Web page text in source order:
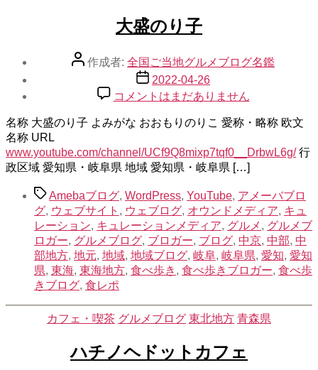
京
都
案
へ
ゴ
リ
大盛のり子
投 作成者: 全国ご当地グルメブログ名鑑
投
稿
2022-04-26
大
の
子
へ
コメントはまだありません
名称 大盛のり子 よみがな おおもりのりこ 愛称・略称 欧文
名称 URL
www.youtube.com/channel/UCf9Q8mixp7tqf0__DrbwL6g/行
政区域 愛知県・岐阜県 地域 愛知県・岐阜県 […]
タ
グ
Amebaブログ, WordPress, YouTube, アメーバブロ
グ, ウェブサイト , ウェブログ, オウンドメディア, キュ
レーション, キュレーションメディア, グルメ , グルメブ
ロガー, グルメブログ, ブロガー, ブログ, 中京, 中部, 中
部地方, 地元, 地域, 地域ブログ, 岐阜, 岐阜県, 愛知, 愛知
県, 東海, 東海地方, 食べ歩き , 食べ歩きブロガー, 食べ歩
きブログ, 食レポ
カ
ゴ
リ
カフェ・喫茶 グルメブログ 東北地方 青森県
ハチノヘドットカフェ